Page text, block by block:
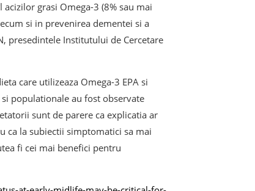
grasi Omega-3 (8% sau mai
si in prevenirea dementei si a
presedintele Institutului de Cercetare
care utilizeaza Omega-3 EPA si
populationale au fost observate
sunt de parere ca explicatia ar
ca la subiectii simptomatici sa mai
fi cei mai benefici pentru